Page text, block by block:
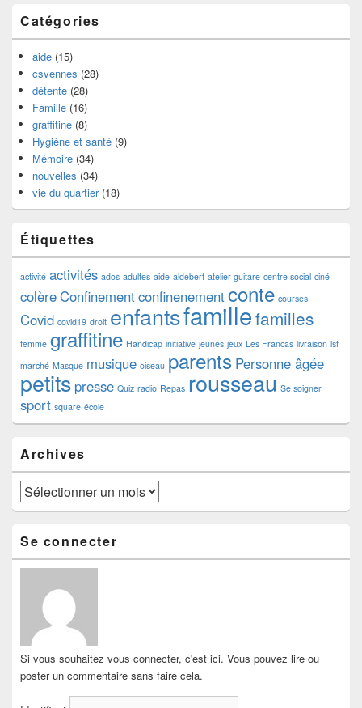
Catégories
aide (15)
csvennes (28)
détente (28)
Famille (16)
graffitine (8)
Hygiène et santé (9)
Mémoire (34)
nouvelles (34)
vie du quartier(18)
Étiquettes
activité activités ados adultes aide aldebert atelier guitare centre social ciné
colèreConfinementconfinenementconte courses
Covid covid19 droit enfantsfamillefamilles
femme graffitine Handicap initiative jeunes jeux Les Francas livraison lsf
marché Masque musique oiseau parents Personne âgée
petits presse Quiz radio Repas rousseau Se soigner
sport square école
Archives
Archives
Se connecter
Si vous souhaitez vous connecter, c'est ici. Vous pouvez lire ou
poster un commentaire sans faire cela.